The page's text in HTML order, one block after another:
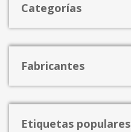
Categorías
Fabricantes
Etiquetas populares